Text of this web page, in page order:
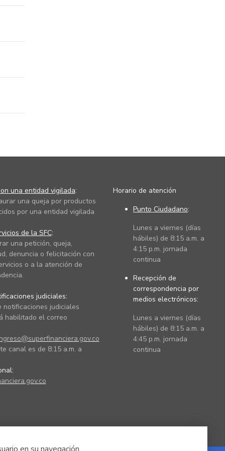
una entidad vigilada:
una queja por productos
por una entidad vigilada
de la SFC:
una petición, queja,
denuncia o felicitación con
o a la atención de
judiciales:
notificaciones judiciales
habilitado el correo
canal es de 8:15 a.m. a
Horario de atención
Punto Ciudadano:
Lunes a viernes (días
hábiles) de 8:15 a.m. a
4:15 p.m. jornada
continua
Recepción de
correspondencia por
medios electrónicos:
Lunes a viernes (días
hábiles) de 8:15 a.m. a
4:45 p.m. jornada
continua